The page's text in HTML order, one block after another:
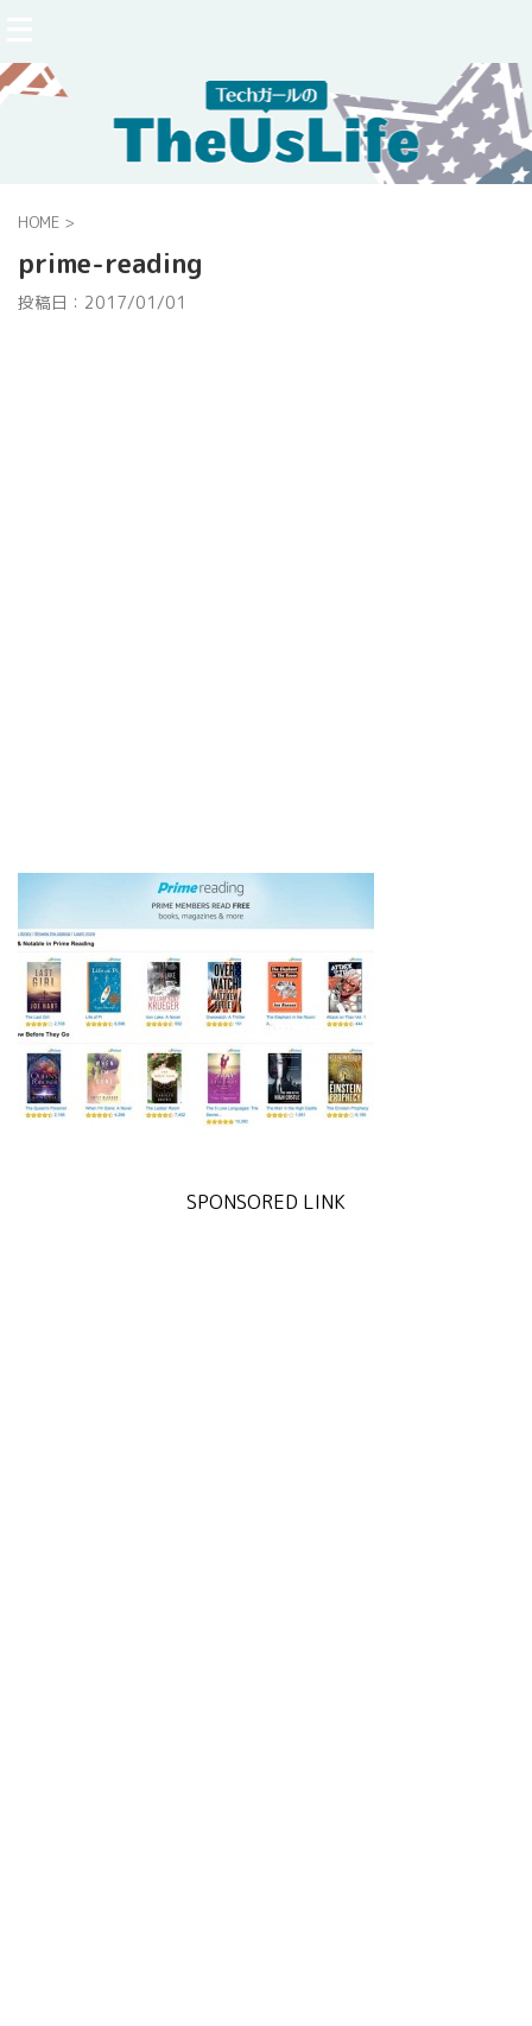
HOME >
prime-reading
投稿日： 2017/01/01
SPONSORED LINK